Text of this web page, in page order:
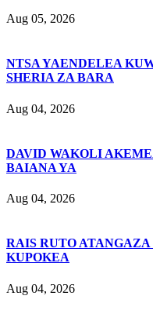
Aug 05, 2026
NTSA YAENDELEA
SHERIA ZA BARA
Aug 04, 2026
DAVID WAKOLI
BAIANA YA
Aug 04, 2026
RAIS RUTO
KUPOKEA
Aug 04, 2026